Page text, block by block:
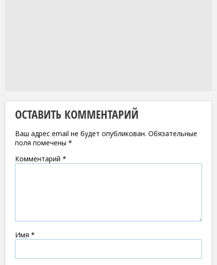
ОСТАВИТЬ КОММЕНТАРИЙ
Ваш адрес email не будет опубликован. Обязательные
поля помечены *
Комментарий *
Имя *